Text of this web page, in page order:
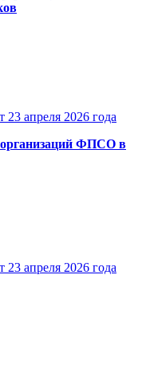
апреля 2026 года
организаций ФПСО в
апреля 2026 года